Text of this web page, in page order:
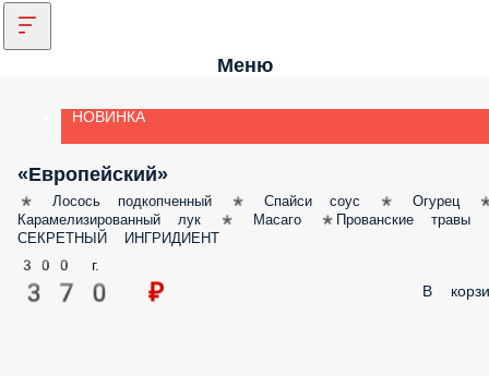
Меню
НОВИНКА
«Европейский»
* Лосось подкопченный * Спайси соус * Огурец *
Карамелизированный лук * Масаго *Прованские травы *
ИНГРИДИЕНТ
300 г.
370 ₽ В